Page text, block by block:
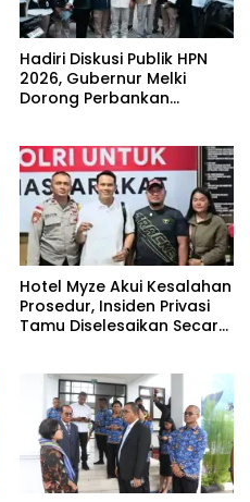
Hadiri Diskusi Publik HPN
2026, Gubernur Melki
Dorong Perbankan
Hotel Myze Akui Kesalahan
Prosedur, Insiden Privasi
Tamu Diselesaikan Secara